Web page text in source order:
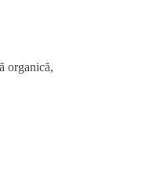
organică,